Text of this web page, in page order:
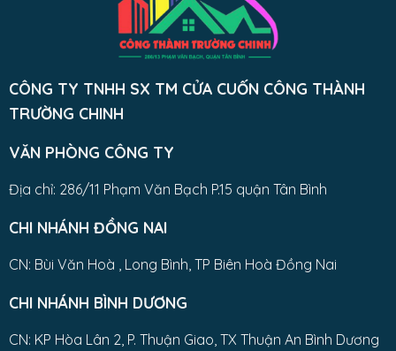
CÔNG TY TNHH SX TM CỬA CUỐN CÔNG THÀNH
TRƯỜNG CHINH
VĂN PHÒNG CÔNG TY
Địa chỉ: 286/11 Phạm Văn Bạch P.15 quận Tân Bình
CHI NHÁNH ĐỒNG NAI
CN: Bùi Văn Hoà , Long Bình, TP Biên Hoà Đồng Nai
CHI NHÁNH BÌNH DƯƠNG
CN: KP Hòa Lân 2, P. Thuận Giao, TX Thuận An Bình Dương